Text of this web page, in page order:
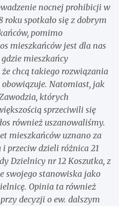
nocnej prohibicji w
roku spotkało się z dobrym
pomimo
mieszkańców jest dla nas
mieszkańcy
chcą takiego rozwiązania
Natomiast, jak
których
sprzeciwili się
również uszanowaliśmy.
mieszkańców uznano za
i przeciw dzieli różnica 21
Dzielnicy nr 12 Koszutka, z
swojego stanowiska jako
Opinia ta również
decyzji o ew. dalszym